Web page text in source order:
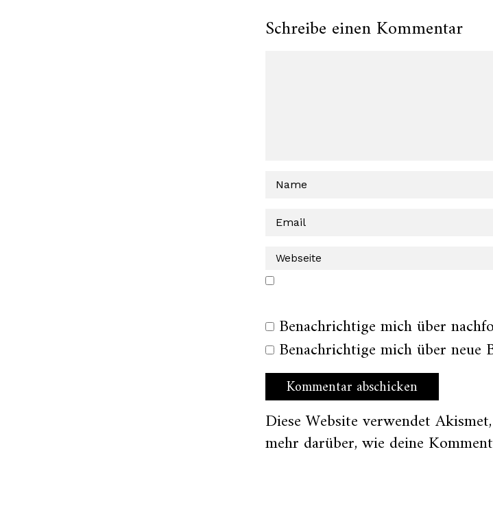
Schreibe einen Kommentar
Benachrichtige mich über
Benachrichtige mich über neue
Diese Website verwendet
mehr darüber, wie deine